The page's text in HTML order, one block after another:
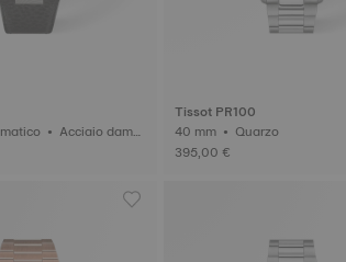
Tissot PR100
40 mm • Quarzo
395,00 €